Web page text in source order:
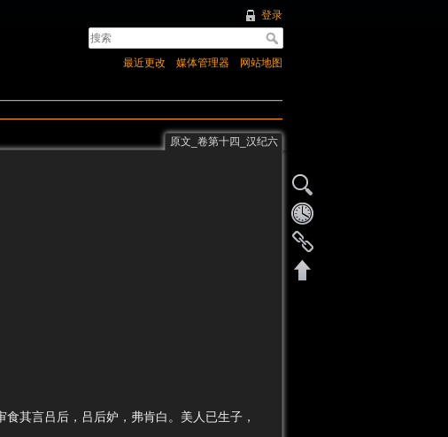
登录
最近更改 媒体管理器 网站地图
原文_卷第十四_汉纪六
其言吕后，吕后妒，弗肯白。美人已生子，